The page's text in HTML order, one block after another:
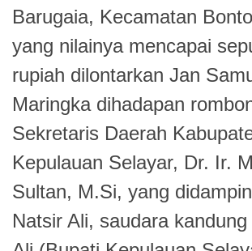
Barugaia, Kecamatan
yang nilainya mencapai
rupiah dilontarkan Jan
Maringka dihadapan
Sekretaris Daerah
Kepulauan Selayar, Dr. Ir.
Sultan, M.Si, yang
Natsir Ali, saudara